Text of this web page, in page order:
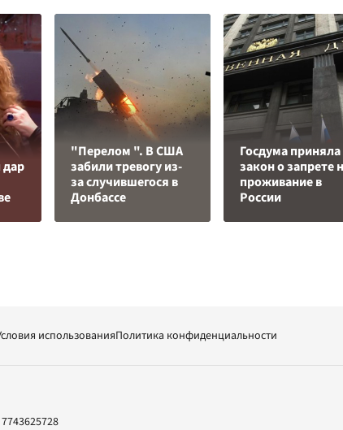
дар
"Перелом ". В США
забили тревогу из-
за случившегося в
Донбассе
Госдума приняла
закон о запрете
проживание в
России
использованияПолитика конфиденциальности